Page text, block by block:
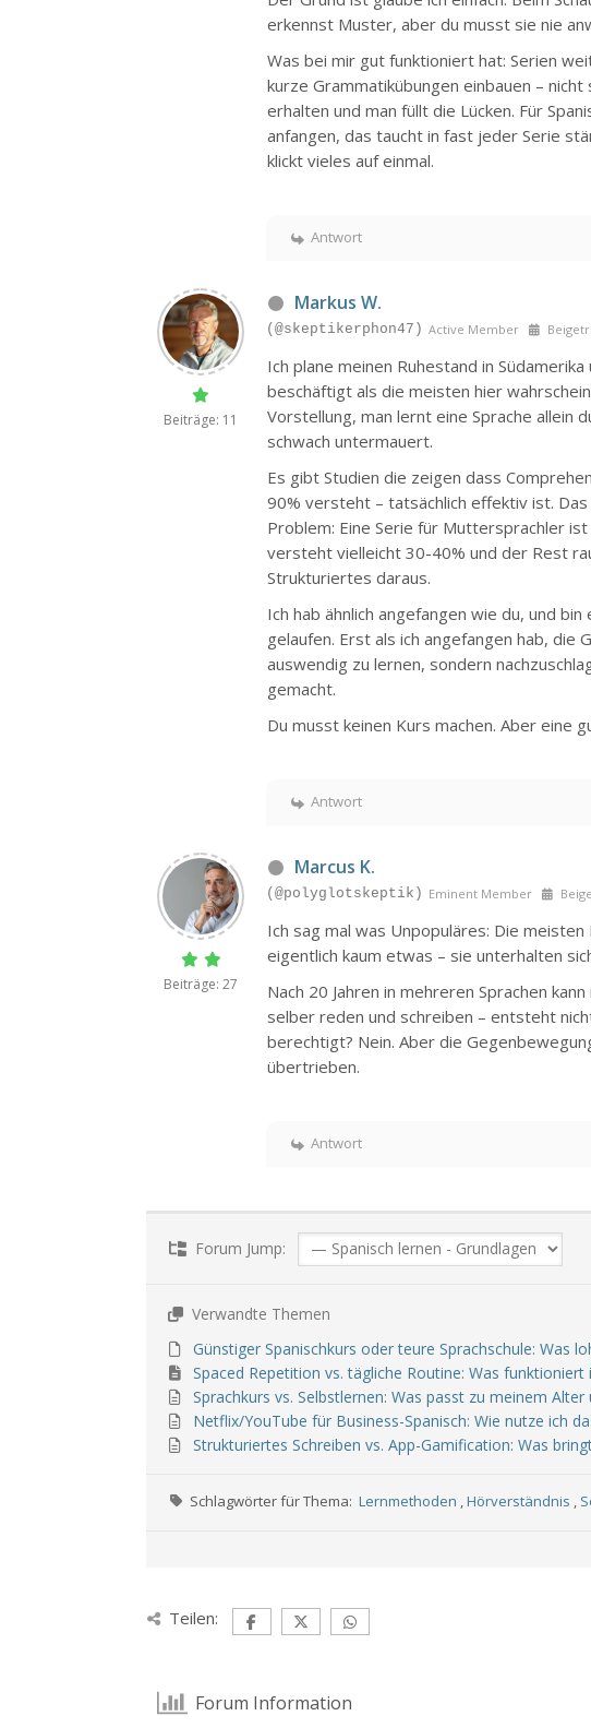
erkennst Muster, aber du musst sie nie
Was bei mir gut funktioniert hat: Serien
kurze Grammatikübungen einbauen –
erhalten und man füllt die Lücken. Für
anfangen, das taucht in fast jeder Serie
klickt vieles auf einmal.
Antwort
Beiträge: 11
Markus W.
(@skeptikerphon47) Active Member
Ich plane meinen Ruhestand in
beschäftigt als die meisten hier
Vorstellung, man lernt eine Sprache allein
schwach untermauert.
Es gibt Studien die zeigen dass
90% versteht – tatsächlich effektiv ist.
Problem: Eine Serie für Muttersprachler
versteht vielleicht 30-40% und der Rest
Strukturiertes daraus.
Ich hab ähnlich angefangen wie du, und
gelaufen. Erst als ich angefangen hab, die
auswendig zu lernen, sondern
gemacht.
Du musst keinen Kurs machen. Aber eine
Antwort
Beiträge: 27
Marcus K.
(@polyglotskeptik) Eminent Member
Ich sag mal was Unpopuläres: Die
eigentlich kaum etwas – sie unterhalten
Nach 20 Jahren in mehreren Sprachen
selber reden und schreiben – entsteht
berechtigt? Nein. Aber die
übertrieben.
Antwort
Forum Jump:
Verwandte Themen
Günstiger Spanischkurs oder teure Sprachschule: Was
Spaced Repetition vs. tägliche Routine: Was
Sprachkurs vs. Selbstlernen: Was passt zu meinem Alter
Netflix/YouTube für Business-Spanisch: Wie nutze ich
Strukturiertes Schreiben vs. App-Gamification: Was
Schlagwörter für Thema: Lernmethoden ,Hörverständnis ,
Teilen:
Forum Information